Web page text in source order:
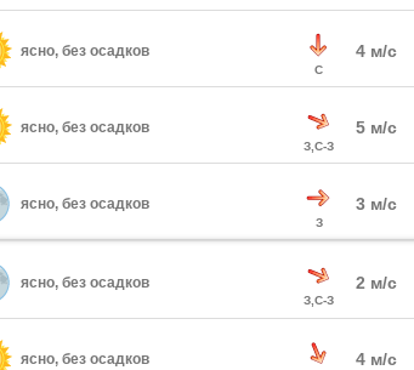
ясно, без осадков
С
4 м/с
ясно, без осадков
З,С-З
5 м/с
ясно, без осадков
З
3 м/с
ясно, без осадков
З,С-З
2 м/с
ясно, без осадков 4 м/с